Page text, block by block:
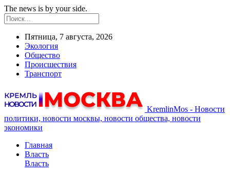
The news is by your side.
Пятница, 7 августа, 2026
Экология
Общество
Происшествия
Транспорт
KremlinMos - Новости
политики, новости москвы, новости общества, новости
экономики
Главная
Власть
Власть